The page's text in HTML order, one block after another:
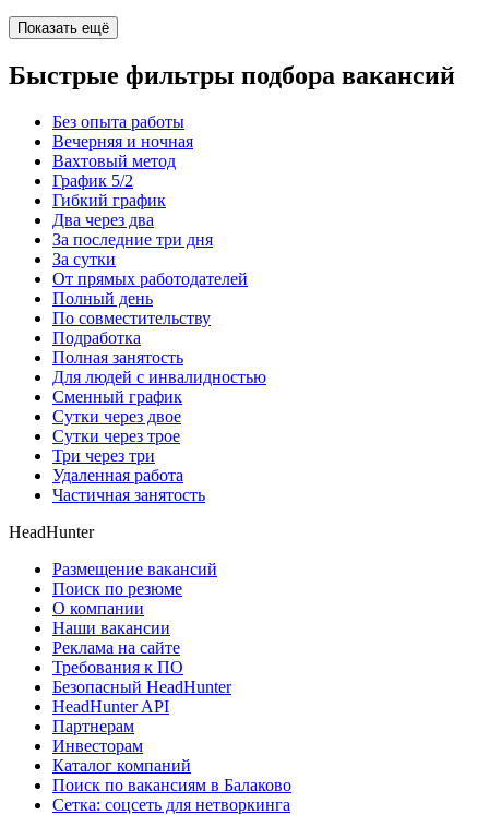
Показать ещё
Быстрые фильтры подбора вакансий
Без опыта работы
Вечерняя и ночная
Вахтовый метод
График 5/2
Гибкий график
Два через два
За последние три дня
За сутки
От прямых работодателей
Полный день
По совместительству
Подработка
Полная занятость
Для людей с инвалидностью
Сменный график
Сутки через двое
Сутки через трое
Три через три
Удаленная работа
Частичная занятость
HeadHunter
Размещение вакансий
Поиск по резюме
О компании
Наши вакансии
Реклама на сайте
Требования к ПО
Безопасный HeadHunter
HeadHunter API
Партнерам
Инвесторам
Каталог компаний
Поиск по вакансиям в Балаково
Сетка: соцсеть для нетворкинга